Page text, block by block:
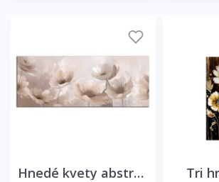
Hnedé kvety abstrakcia Tri